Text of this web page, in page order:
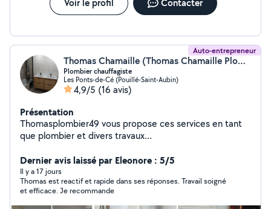
Voir le profil Contacter
Auto-entrepreneur
Thomas Chamaille (Thomas Chamaille Plomberie)
Plombier chauffagiste
Les Ponts-de-Cé (Pouillé-Saint-Aubin)
4,9/5 (16 avis)
Présentation
Thomasplombier49 vous propose ces services en tant
que plombier et divers travaux
7j7 24h24 Assurance décennale
Dernier avis laissé par Eleonore : 5/5
Il y a 17 jours
Thomas est reactif et rapide dans ses réponses. Travail soigné
et efficace. Je recommande